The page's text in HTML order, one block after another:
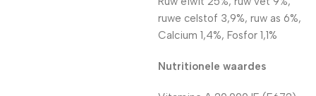
ruwe celstof 3,9%, ruw as 6%,
Calcium 1,4%, Fosfor 1,1%
Nutritionele waardes